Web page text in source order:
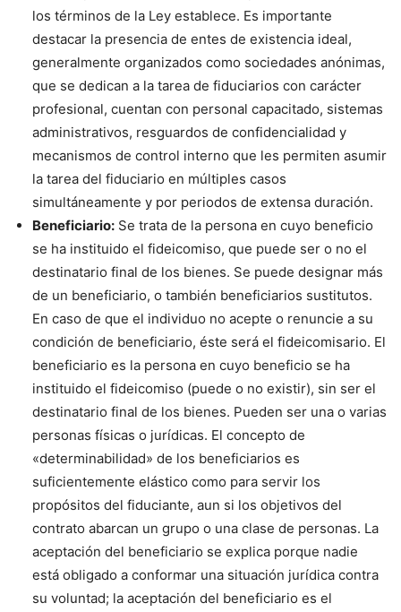
los términos de la Ley establece. Es importante
destacar la presencia de entes de existencia ideal,
generalmente organizados como sociedades anónimas,
que se dedican a la tarea de fiduciarios con carácter
profesional, cuentan con personal capacitado, sistemas
administrativos, resguardos de confidencialidad y
mecanismos de control interno que les permiten asumir
la tarea del fiduciario en múltiples casos
simultáneamente y por periodos de extensa duración.
Beneficiario: Se trata de la persona en cuyo beneficio
se ha instituido el fideicomiso, que puede ser o no el
destinatario final de los bienes. Se puede designar más
de un beneficiario, o también beneficiarios sustitutos.
En caso de que el individuo no acepte o renuncie a su
condición de beneficiario, éste será el fideicomisario. El
beneficiario es la persona en cuyo beneficio se ha
instituido el fideicomiso (puede o no existir), sin ser el
destinatario final de los bienes. Pueden ser una o varias
personas físicas o jurídicas. El concepto de
«determinabilidad» de los beneficiarios es
suficientemente elástico como para servir los
propósitos del fiduciante, aun si los objetivos del
contrato abarcan un grupo o una clase de personas. La
aceptación del beneficiario se explica porque nadie
está obligado a conformar una situación jurídica contra
su voluntad; la aceptación del beneficiario es el